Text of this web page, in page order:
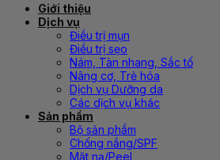
Giới thiệu
Dịch vụ
Điều trị mụn
Điều trị sẹo
Nám, Tàn nhang, Sắc tố
Nâng cơ, Trẻ hóa
Dịch vụ Dưỡng da
Các dịch vụ khác
Sản phẩm
Bộ sản phẩm
Chống nắng/SPF
Mặt nạ/Peel